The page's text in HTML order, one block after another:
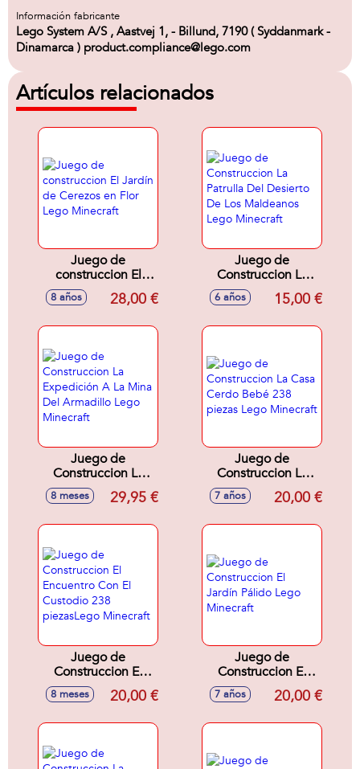
Información fabricante
Lego System A/S , Aastvej 1, - Billund, 7190 ( Syddanmark -
Dinamarca ) product.compliance@lego.com
Artículos relacionados
Juego de
construccion El
Jardín de Cerezos
en Flor Lego
8 años 28,00 €
Juego de
Construccion La
Patrulla Del
Desierto De Los
6 años 15,00 €
Juego de
Construccion La
Expedición A La
Mina Del Armadillo
8 meses 29,95 €
Juego de
Construccion La
Casa Cerdo Bebé
238 piezas Lego
7 años 20,00 €
Juego de
Construccion El
Encuentro Con El
Custodio 238
8 meses 20,00 €
Juego de
Construccion El
Jardín Pálido Lego
Minecraft
7 años 20,00 €